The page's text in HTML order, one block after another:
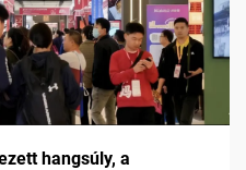
hangsúly, a